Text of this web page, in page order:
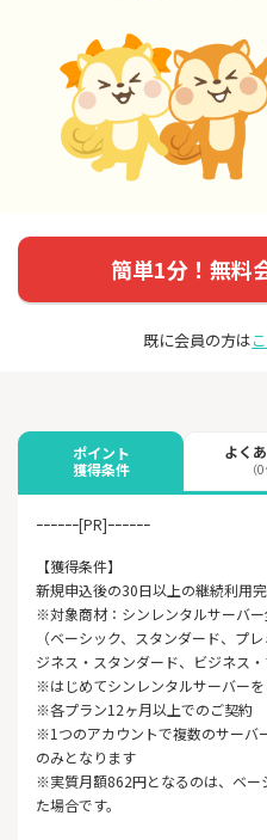
簡単1分！無料
既に会員の方は
ポイント
獲得条件
よく
（
ｰｰｰｰｰｰ[PR]ｰｰｰｰｰｰ
【獲得条件】
新規申込後の30日以上の継続利用
※対象商材：シンレンタルサーバー
（ベーシック、スタンダード、プ
ジネス・スタンダード、ビジネス・
※はじめてシンレンタルサーバー
※各プラン12ヶ月以上でのご契約
※1つのアカウントで複数のサーバ
のみとなります
※実質月額862円となるのは、ベー
た場合です。